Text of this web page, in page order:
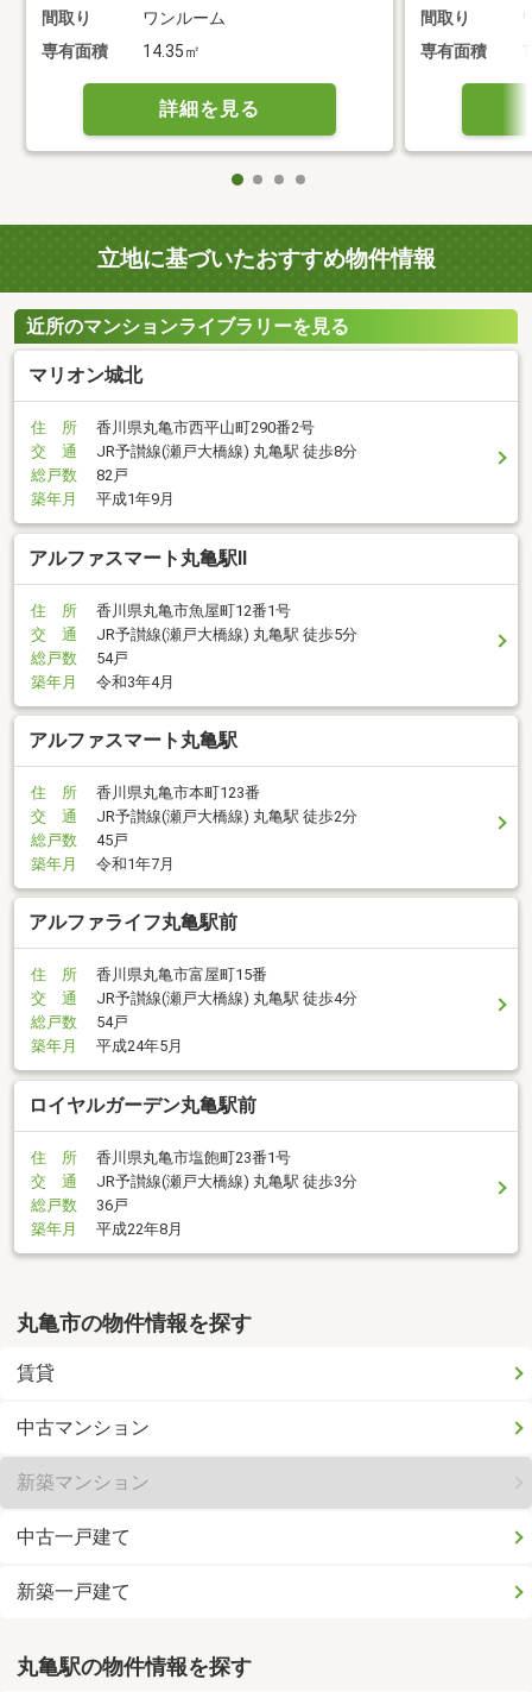
間取り
ワンルーム
専有面積
14.35㎡
詳細を見る
間取り
専有面積
立地に基づいたおすすめ物件情報
近所のマンションライブラリーを見る
マリオン城北
住 所
香川県丸亀市西平山町290番2号
交 通
JR予讃線(瀬戸大橋線) 丸亀駅 徒歩8分
総戸数
82戸
築年月
平成1年9月
アルファスマート丸亀駅II
住 所
香川県丸亀市魚屋町12番1号
交 通
JR予讃線(瀬戸大橋線) 丸亀駅 徒歩5分
総戸数
54戸
築年月
令和3年4月
アルファスマート丸亀駅
住 所
香川県丸亀市本町123番
交 通
JR予讃線(瀬戸大橋線) 丸亀駅 徒歩2分
総戸数
45戸
築年月
令和1年7月
アルファライフ丸亀駅前
住 所
香川県丸亀市富屋町15番
交 通
JR予讃線(瀬戸大橋線) 丸亀駅 徒歩4分
総戸数
54戸
築年月
平成24年5月
ロイヤルガーデン丸亀駅前
住 所
香川県丸亀市塩飽町23番1号
交 通
JR予讃線(瀬戸大橋線) 丸亀駅 徒歩3分
総戸数
36戸
築年月
平成22年8月
丸亀市の物件情報を探す
賃貸
中古マンション
新築マンション
中古一戸建て
新築一戸建て
丸亀駅の物件情報を探す